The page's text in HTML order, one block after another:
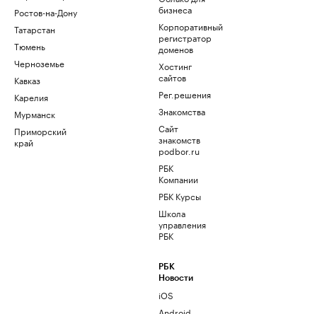
Ростов-на-Дону
Татарстан
Тюмень
Черноземье
Кавказ
Карелия
Мурманск
Приморский
край
бизнеса
Корпоративный
регистратор
доменов
Хостинг
сайтов
Рег.решения
Знакомства
Сайт
знакомств
podbor.ru
РБК
Компании
РБК Курсы
Школа
управления
РБК
РБК
Новости
iOS